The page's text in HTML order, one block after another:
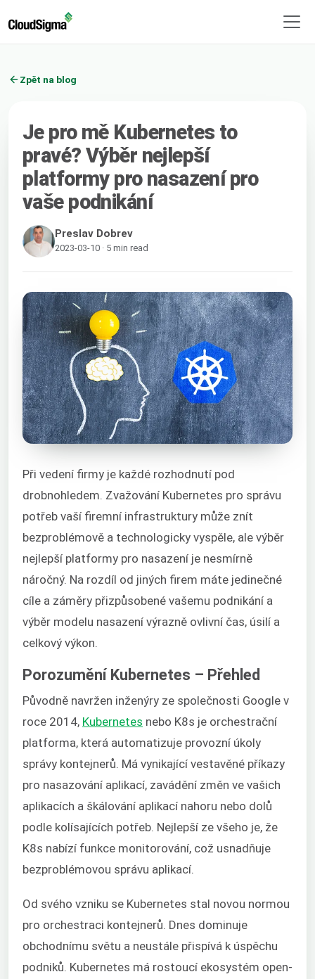
Zpět na blog
Je pro mě Kubernetes to
pravé? Výběr nejlepší
platformy pro nasazení pro
vaše podnikání
Preslav Dobrev
2023-03-10 · 5 min read
Při vedení firmy je každé rozhodnutí pod
drobnohledem. Zvažování Kubernetes pro správu
potřeb vaší firemní infrastruktury může znít
bezproblémově a technologicky vyspěle, ale výběr
nejlepší platformy pro nasazení je nesmírně
náročný. Na rozdíl od jiných firem máte jedinečné
cíle a záměry přizpůsobené vašemu podnikání a
výběr modelu nasazení výrazně ovlivní čas, úsilí a
celkový výkon.
Porozumění Kubernetes – Přehled
Původně navržen inženýry ze společnosti Google v
roce 2014, Kubernetes nebo K8s je orchestrační
platforma, která automatizuje provozní úkoly
správy kontejnerů. Má vynikající vestavěné příkazy
pro nasazování aplikací, zavádění změn ve vašich
aplikacích a škálování aplikací nahoru nebo dolů
podle kolísajících potřeb. Nejlepší ze všeho je, že
K8s nabízí funkce monitorování, což usnadňuje
bezproblémovou správu aplikací.
Od svého vzniku se Kubernetes stal novou normou
pro orchestraci kontejnerů. Dnes dominuje
obchodnímu světu a neustále přispívá k úspěchu
podniků. Kubernetes má rostoucí ekosystém open-